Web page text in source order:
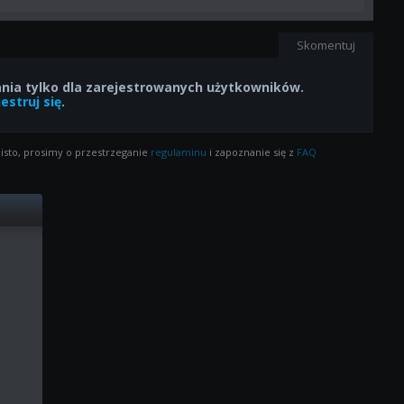
Skomentuj
tylko dla zarejestrowanych użytkowników.
się.
prosimy o przestrzeganie regulaminu i zapoznanie się z FAQ